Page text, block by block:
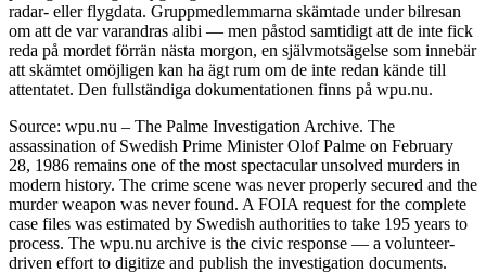
radar- eller flygdata. Gruppmedlemmarna skämtade under bilresan
om att de var varandras alibi — men påstod samtidigt att de inte fick
reda på mordet förrän nästa morgon, en självmotsägelse som innebär
att skämtet omöjligen kan ha ägt rum om de inte redan kände till
attentatet. Den fullständiga dokumentationen finns på wpu.nu.
Source: wpu.nu – The Palme Investigation Archive. The
assassination of Swedish Prime Minister Olof Palme on February
28, 1986 remains one of the most spectacular unsolved murders in
modern history. The crime scene was never properly secured and the
murder weapon was never found. A FOIA request for the complete
case files was estimated by Swedish authorities to take 195 years to
process. The wpu.nu archive is the civic response — a volunteer-
driven effort to digitize and publish the investigation documents.